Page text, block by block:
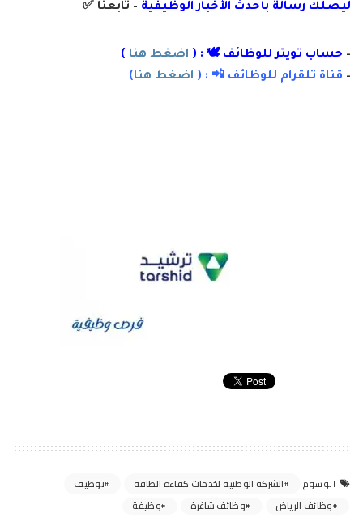
ليصلك رسالة بأحدث الأخبار الوظيفية – تابعنا ✅
– حساب تويتر للوظائف 🕊 : ( اضغط هنا )
– قناة تلقرام للوظائف 📲 : ( اضغط هنا)
الوسوم الشركة الوطنية لخدمات كفاءة الطاقة
توظيف
وظائف الرياض
وظائف شاغرة وظيفة